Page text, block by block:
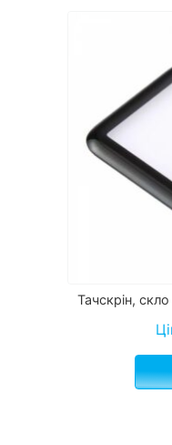
Тачскрін,